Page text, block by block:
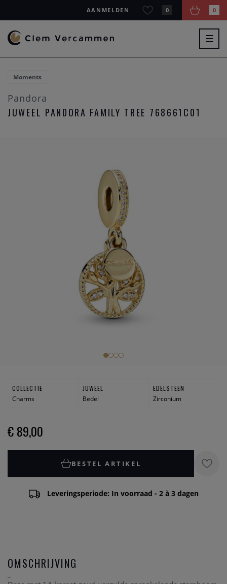
AANMELDEN 0 0
Moments
Pandora
JUWEEL PANDORA FAMILY TREE 768661C01
COLLECTIE
Charms
JUWEEL
Bedel
EDELSTEEN
Zirconium
€ 89,00
BESTEL ARTIKEL
Leveringsperiode: In voorraad - 2 à 3 dagen
OMSCHRIJVING